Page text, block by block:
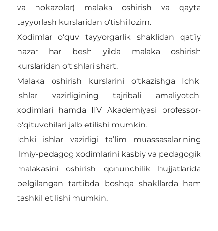
va hokazolar) malaka oshirish va qayta
tayyorlash kurslaridan o‘tishi lozim.
Xodimlar o‘quv tayyorgarlik shaklidan qat’iy
nazar har besh yilda malaka oshirish
kurslaridan o‘tishlari shart.
Malaka oshirish kurslarini o‘tkazishga Ichki
ishlar vazirligining tajribali amaliyotchi
xodimlari hamda IIV Akademiyasi professor-
o‘qituvchilari jalb etilishi mumkin.
Ichki ishlar vazirligi ta’lim muassasalarining
ilmiy-pedagog xodimlarini kasbiy va pedagogik
malakasini oshirish qonunchilik hujjatlarida
belgilangan tartibda boshqa shakllarda ham
tashkil etilishi mumkin.